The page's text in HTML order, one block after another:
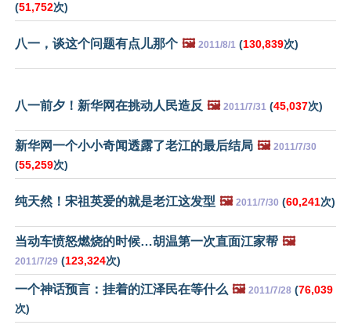
(51,752次)
八一，谈这个问题有点儿那个 🖼️ 2011/8/1 (130,839次)
八一前夕！新华网在挑动人民造反 🖼️ 2011/7/31 (45,037次)
新华网一个小小奇闻透露了老江的最后结局 🖼️ 2011/7/30
(55,259次)
纯天然！宋祖英爱的就是老江这发型 🖼️ 2011/7/30 (60,241次)
当动车愤怒燃烧的时候…胡温第一次直面江家帮 🖼️
2011/7/29 (123,324次)
一个神话预言：挂着的江泽民在等什么 🖼️ 2011/7/28 (76,039
次)